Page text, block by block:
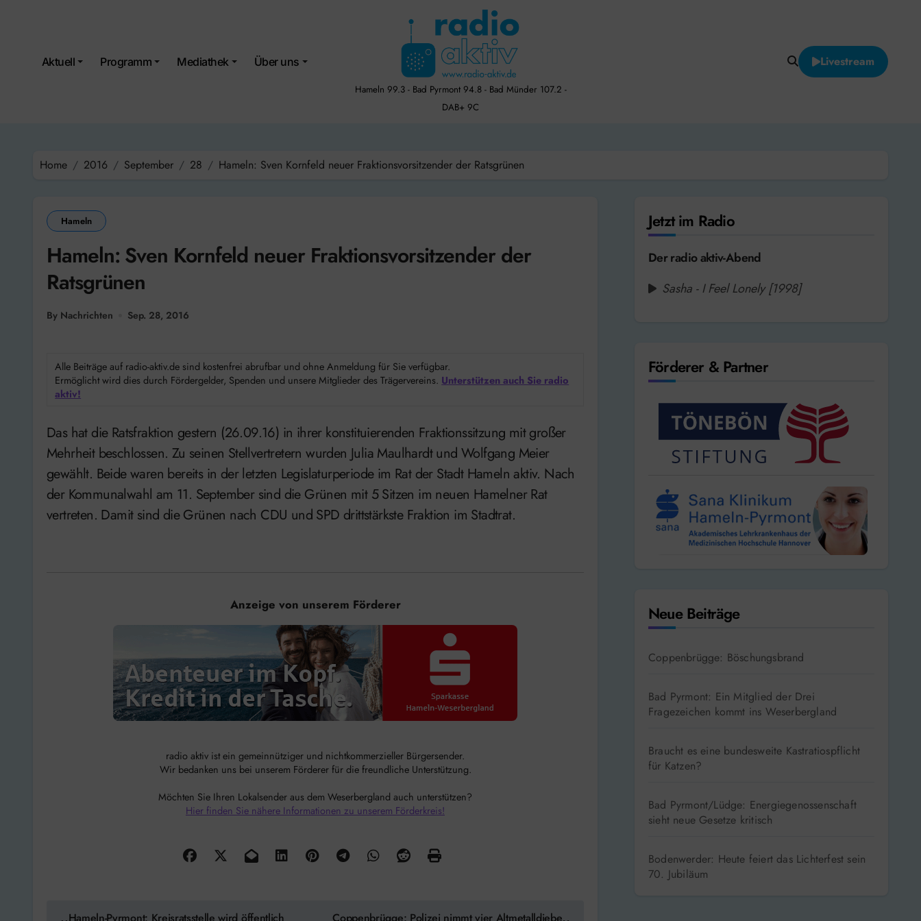
Aktuell Programm Mediathek Über uns
Hameln 99.3 - Bad Pyrmont 94.8 - Bad Münder 107.2 -
DAB+ 9C
Livestream
Home 2016 September 28 Hameln: Sven Kornfeld neuer Fraktionsvorsitzender der Ratsgrünen
Hameln
Hameln: Sven Kornfeld neuer Fraktionsvorsitzender der
Ratsgrünen
By Nachrichten Sep. 28, 2016
Alle Beiträge auf radio-aktiv.de sind kostenfrei abrufbar und ohne Anmeldung für Sie verfügbar.
Ermöglicht wird dies durch Fördergelder, Spenden und unsere Mitglieder des Trägervereins. Unterstützen auch Sie radio
aktiv!
Das hat die Ratsfraktion gestern (26.09.16) in ihrer konstituierenden Fraktionssitzung mit großer
Mehrheit beschlossen. Zu seinen Stellvertretern wurden Julia Maulhardt und Wolfgang Meier
gewählt. Beide waren bereits in der letzten Legislaturperiode im Rat der Stadt Hameln aktiv. Nach
der Kommunalwahl am 11. September sind die Grünen mit 5 Sitzen im neuen Hamelner Rat
vertreten. Damit sind die Grünen nach CDU und SPD drittstärkste Fraktion im Stadtrat.
Anzeige von unserem Förderer
radio aktiv ist ein gemeinnütziger und nichtkommerzieller Bürgersender.
Wir bedanken uns bei unserem Förderer für die freundliche Unterstützung.
Möchten Sie Ihren Lokalsender aus dem Weserbergland auch unterstützen?
Hier finden Sie nähere Informationen zu unserem Förderkreis!
Beitragsnavigation
Hameln-Pyrmont: Kreisratsstelle wird öffentlich
Coppenbrügge: Polizei nimmt vier Altmetalldiebe
Jetzt im Radio
Der radio aktiv-Abend
Sasha - I Feel Lonely [1998]
Förderer & Partner
Neue Beiträge
Coppenbrügge: Böschungsbrand
Bad Pyrmont: Ein Mitglied der Drei
Fragezeichen kommt ins Weserbergland
Braucht es eine bundesweite Kastratiospflicht
für Katzen?
Bad Pyrmont/Lüdge: Energiegenossenschaft
sieht neue Gesetze kritisch
Bodenwerder: Heute feiert das Lichterfest sein
70. Jubiläum